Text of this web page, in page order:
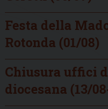
Festa della
Rotonda (01/08)
Chiusura uffici
diocesana (13/